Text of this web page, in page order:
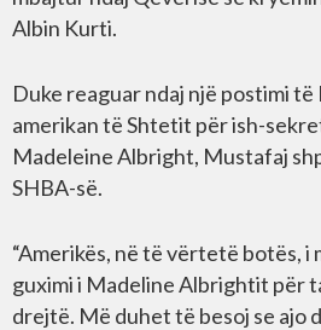
Albin Kurti.
Duke reaguar ndaj një postimi
amerikan të Shtetit për ish-
Madeleine Albright, Mustafaj
SHBA-së.
“Amerikës, në të vërtetë botës, i
guximi i Madeline Albrightit për
drejtë. Më duhet të besoj se ajo